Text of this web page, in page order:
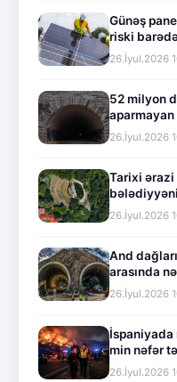
Günəş
riski
26.İyul.2026
52 milyon
26.İyul.2026
Tarixi ərazi
bələdiyyəni
26.İyul.2026
And
arasında
26.İyul.2026
İspaniyada
min nəfər
26.İyul.2026